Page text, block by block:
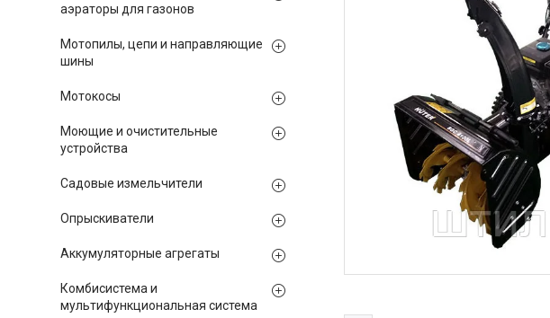
аэраторы для газонов
Мотопилы, цепи и направляющие
шины
Мотокосы
Моющие и очистительные
устройства
Садовые измельчители
Опрыскиватели
Аккумуляторные агрегаты
Комбисистема и
мультифункциональная система